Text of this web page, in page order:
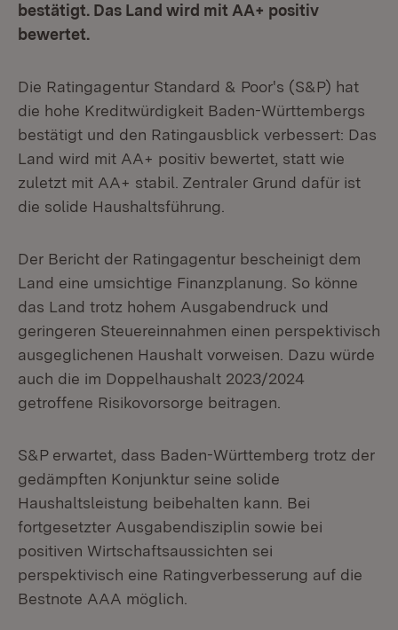
bestätigt. Das Land wird mit AA+ positiv
bewertet.
Die Ratingagentur Standard & Poor's (S&P) hat
die hohe Kreditwürdigkeit Baden-Württembergs
bestätigt und den Ratingausblick verbessert: Das
Land wird mit AA+ positiv bewertet, statt wie
zuletzt mit AA+ stabil. Zentraler Grund dafür ist
die solide Haushaltsführung.
Der Bericht der Ratingagentur bescheinigt dem
Land eine umsichtige Finanzplanung. So könne
das Land trotz hohem Ausgabendruck und
geringeren Steuereinnahmen einen perspektivisch
ausgeglichenen Haushalt vorweisen. Dazu würde
auch die im Doppelhaushalt 2023/2024
getroffene Risikovorsorge beitragen.
S&P erwartet, dass Baden-Württemberg trotz der
gedämpften Konjunktur seine solide
Haushaltsleistung beibehalten kann. Bei
fortgesetzter Ausgabendisziplin sowie bei
positiven Wirtschaftsaussichten sei
perspektivisch eine Ratingverbesserung auf die
Bestnote AAA möglich.